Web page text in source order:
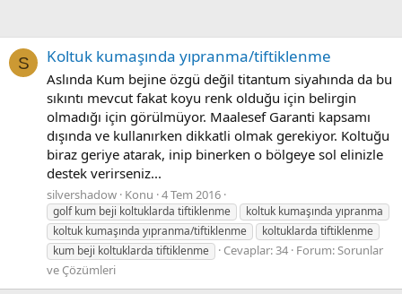
S Koltuk kumaşında yıpranma/tiftiklenme
Aslında Kum bejine özgü değil titantum siyahında da bu
sıkıntı mevcut fakat koyu renk olduğu için belirgin
olmadığı için görülmüyor. Maalesef Garanti kapsamı
dışında ve kullanırken dikkatli olmak gerekiyor. Koltuğu
biraz geriye atarak, inip binerken o bölgeye sol elinizle
destek verirseniz...
silvershadow Konu 4 Tem 2016
golf kum beji koltuklarda tiftiklenme
koltuk kumaşında yıpranma
koltuk kumaşında yıpranma/tiftiklenme
koltuklarda tiftiklenme
kum beji koltuklarda tiftiklenme
Cevaplar: 34 Forum:Sorunlar
ve Çözümleri